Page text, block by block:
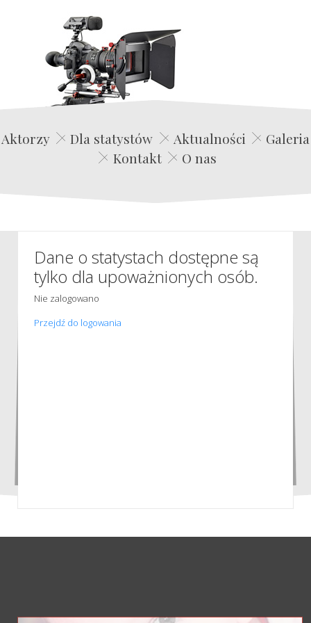
Edwin Film Agencja Aktorska
Aktorzy Dla statystów Aktualności
Galeria
Kontakt
O nas
Dane o statystach dostępne są
tylko dla upoważnionych osób.
Nie zalogowano
Przejdź do logowania